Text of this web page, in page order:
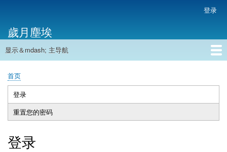
主
内
帐
户
菜
单
登录
歲月塵埃
主
航
显示＆mdash; 主导航
首页
面
包
屑
首页
主
标
登录
动
标
重置您的密码
登录